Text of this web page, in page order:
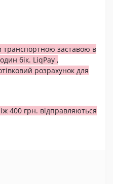
транспортною заставою в
бік. LiqPay ,
розрахунок для
400 грн. відправляються